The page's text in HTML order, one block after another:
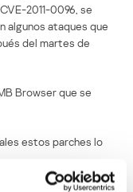
2011-0096, se
algunos ataques que
del martes de
Browser que se
estos parches lo